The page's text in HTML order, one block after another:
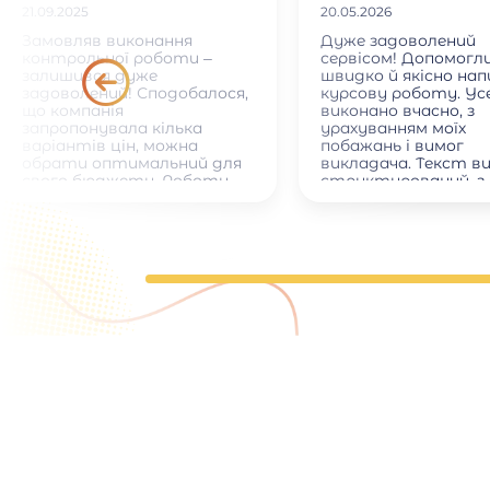
21.09.2025
Замовляв виконання
контрольної роботи –
залишився дуже
задоволений! Сподобалося,
що компанія
запропонувала кілька
варіантів цін, можна
обрати оптимальний для
свого бюджету. Роботу
Окремо хочу відзначити
ввічливе та оперативне
спілкування з менеджером.
20.05.2026
Дуже задоволений
сервісом!
швидко й якісно
курсову роботу.
виконано вчасно, з
урахуванням моїх
побажань і вимог
викладача. Текст
структурований, з
запитання.